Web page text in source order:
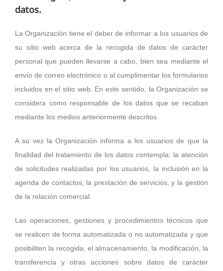
datos.
La Organización tiene el deber de informar a los usuarios de
su sitio web acerca de la recogida de datos de carácter
personal que pueden llevarse a cabo, bien sea mediante el
envío de correo electrónico o al cumplimentar los formularios
incluidos en el sitio web. En este sentido, la Organización se
considera como responsable de los datos que se recaban
mediante los medios anteriormente descritos.
A su vez la Organización informa a los usuarios de que la
finalidad del tratamiento de los datos contempla: la atención
de solicitudes realizadas por los usuarios, la inclusión en la
agenda de contactos, la prestación de servicios, y la gestión
de la relación comercial.
Las operaciones, gestiones y procedimientos técnicos que
se realicen de forma automatizada o no automatizada y que
posibiliten la recogida, el almacenamiento, la modificación, la
transferencia y otras acciones sobre datos de carácter